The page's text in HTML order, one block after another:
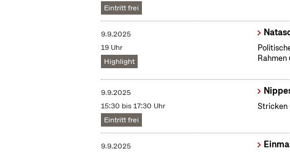
Eintritt frei
9.9.2025
19 Uhr
Highlight
9.9.2025
15:30 bis 17:30 Uhr
Eintritt frei
Stricken
9.9.2025